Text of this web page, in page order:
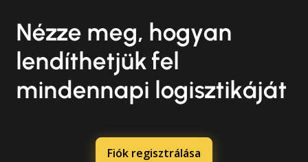
Nézze meg, hogyan
lendíthetjük fel
mindennapi logisztikáját
Fiók regisztrálása